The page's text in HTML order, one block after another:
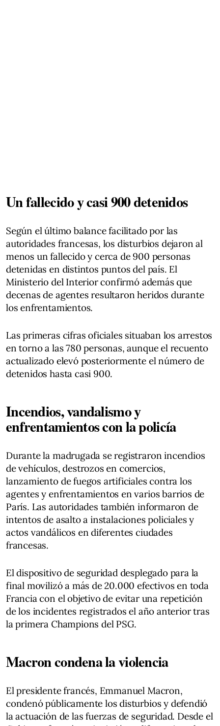
Un fallecido y casi 900 detenidos
Según el último balance facilitado por las
autoridades francesas, los disturbios dejaron al
menos un fallecido y cerca de 900 personas
detenidas en distintos puntos del país. El
Ministerio del Interior confirmó además que
decenas de agentes resultaron heridos durante
los enfrentamientos.
Las primeras cifras oficiales situaban los arrestos
en torno a las 780 personas, aunque el recuento
actualizado elevó posteriormente el número de
detenidos hasta casi 900.
Incendios, vandalismo y
enfrentamientos con la policía
Durante la madrugada se registraron incendios
de vehículos, destrozos en comercios,
lanzamiento de fuegos artificiales contra los
agentes y enfrentamientos en varios barrios de
París. Las autoridades también informaron de
intentos de asalto a instalaciones policiales y
actos vandálicos en diferentes ciudades
francesas.
El dispositivo de seguridad desplegado para la
final movilizó a más de 20.000 efectivos en toda
Francia con el objetivo de evitar una repetición
de los incidentes registrados el año anterior tras
la primera Champions del PSG.
Macron condena la violencia
El presidente francés, Emmanuel Macron,
condenó públicamente los disturbios y defendió
la actuación de las fuerzas de seguridad. Desde el